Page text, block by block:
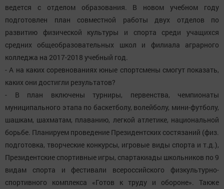
ведется с отделом образования. В новом учебном году
подготовлен план совместной работы двух отделов по
развитию физической культуры и спорта среди учащихся
средних общеобразовательных школ и филиала аграрного
колледжа на 2017-2018 учебный год.
- А на каких соревнованиях юные спортсмены смогут показать,
каких они достигли результатов?
- В план включены турниры, первенства, чемпионаты
муниципального этапа по баскетболу, волейболу, мини-футболу,
шашкам, шахматам, плаванию, легкой атлетике, национальной
борьбе. Планируем проведение Президентских состязаний (физ.
подготовка, творческие конкурсы, игровые виды спорта и т.д.),
Президентские спортивные игры, спартакиады школьников по 9
видам спорта и фестивали всероссийского физкультурно-
спортивного комплекса «Готов к труду и обороне». Также